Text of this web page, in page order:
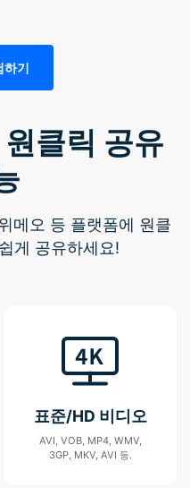
하기
클릭 공유
메오 등 플랫폼에 원클
게 공유하세요!
표준/HD 비디오
AVI, VOB, MP4, WMV,
3GP, MKV, AVI 등.